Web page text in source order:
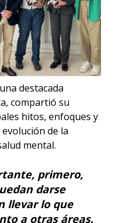
destacada
compartió su
hitos, enfoques y
de la
mental.
primero,
darse
llevar lo que
a otras áreas.